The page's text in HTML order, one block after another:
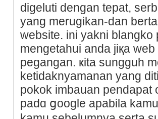
digeluti dengan tepat,
yang merugikan-dan
website. ini yakni
mengetahui anda jiқa
pegаngan. ҝita sungguh
ketidaknyamanan yang
pokok imbauan pendapat
padɑ ցoogle apabila